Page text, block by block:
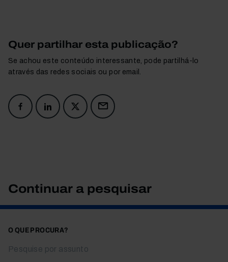
Quer partilhar esta publicação?
Se achou este conteúdo interessante, pode partilhá-lo
através das redes sociais ou por email.
Continuar a pesquisar
O QUE PROCURA?